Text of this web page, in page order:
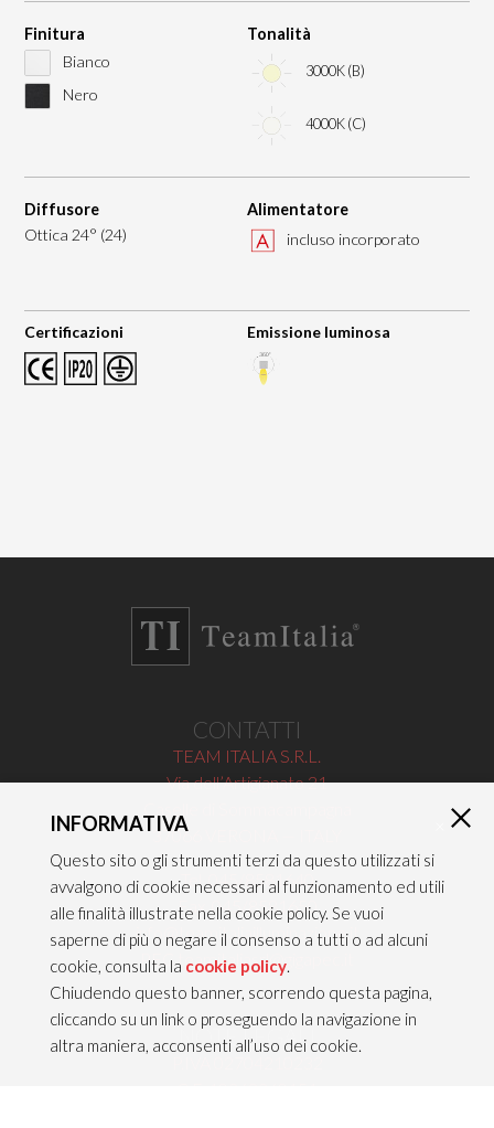
Finitura
Bianco
Nero
Tonalità
3000K (B)
4000K (C)
Diffusore
Ottica 24° (24)
Alimentatore
incluso incorporato
Certificazioni Emissione luminosa
CONTATTI
TEAM ITALIA S.R.L.
Via dell’Artigianato 21
37066 VERONA — ITALY
Tel 045/8581640
Fax 045/8581650
info@teamitaliailluminazione.it
PEC teamitaliasrl@gigapec.it
NOTE LEGALI
INFORMATIVA
Questo sito o gli strumenti terzi da questo utilizzati si
avvalgono di cookie necessari al funzionamento ed utili
alle finalità illustrate nella cookie policy. Se vuoi
saperne di più o negare il consenso a tutti o ad alcuni
cookie, consulta la cookie policy.
Chiudendo questo banner, scorrendo questa pagina,
cliccando su un link o proseguendo la navigazione in
altra maniera, acconsenti all’uso dei cookie.